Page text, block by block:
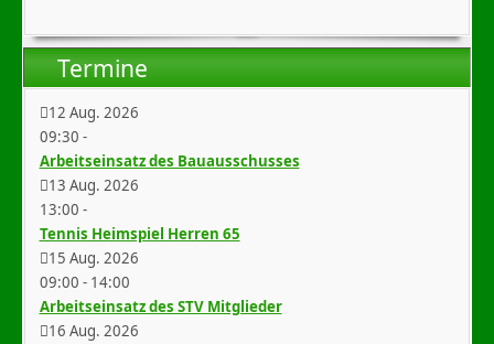
Termine
12 Aug. 2026
09:30 -
Arbeitseinsatz des Bauausschusses
13 Aug. 2026
13:00 -
Tennis Heimspiel Herren 65
15 Aug. 2026
09:00 - 14:00
Arbeitseinsatz des STV Mitglieder
16 Aug. 2026